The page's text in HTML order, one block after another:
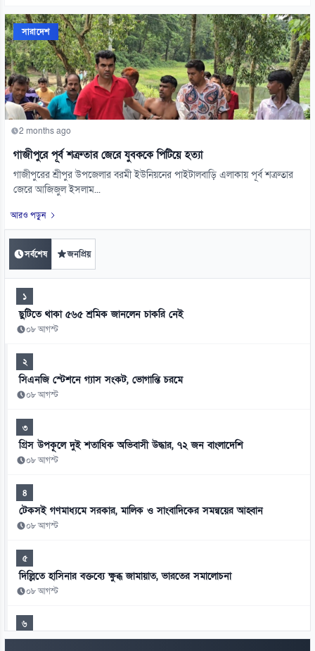
সারাদেশ
2 months ago
গাজীপুরে পূর্ব শত্রুতার জেরে যুবককে পিটিয়ে হত্যা
গাজীপুরের শ্রীপুর উপজেলার বরমী ইউনিয়নের পাইটালবাড়ি এলাকায় পূর্ব শত্রুতার
জেরে আজিজুল ইসলাম...
আরও পড়ুন
সর্বশেষ জনপ্রিয়
১
ছুটিতে থাকা ৫৬৫ শ্রমিক জানলেন চাকরি নেই
০৮ আগস্ট
২
সিএনজি স্টেশনে গ্যাস সংকট, ভোগান্তি চরমে
০৮ আগস্ট
৩
গ্রিস উপকূলে দুই শতাধিক অভিবাসী উদ্ধার, ৭২ জন বাংলাদেশি
০৮ আগস্ট
৪
টেকসই গণমাধ্যমে সরকার, মালিক ও সাংবাদিকের সমন্বয়ের আহ্বান
০৮ আগস্ট
৫
দিল্লিতে হাসিনার বক্তব্যে ক্ষুব্ধ জামায়াত, ভারতের সমালোচনা
০৮ আগস্ট
৬
শেখ হাসিনার বক্তব্য গুরুত্ব দিচ্ছে না সরকার: স্বরাষ্ট্রমন্ত্রী